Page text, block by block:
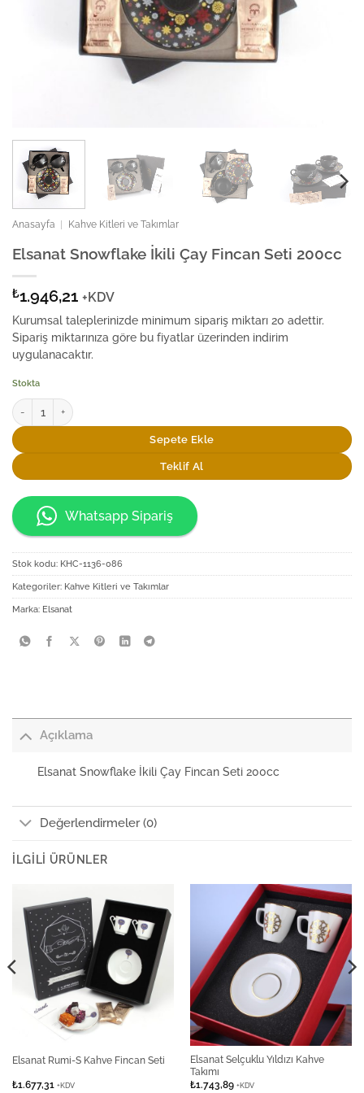
Anasayfa Kahve Kitleri ve Takımlar
Elsanat Snowflake İkili Çay Fincan Seti 200cc
₺1.946,21 +KDV
Kurumsal taleplerinizde minimum sipariş miktarı 20 adettir.
Sipariş miktarınıza göre bu fiyatlar üzerinden indirim
uygulanacaktır.
Stokta
Elsanat Snowflake İkili Çay Fincan Seti 200cc adet
Sepete Ekle
Teklif Al
Whatsapp Sipariş
Stok kodu: KHC-1136-086
Kategoriler: Kahve Kitleri ve Takımlar
Marka: Elsanat
Açıklama
Elsanat Snowflake İkili Çay Fincan Seti 200cc
Değerlendirmeler (0)
İLGILI ÜRÜNLER
Elsanat Rumi-S Kahve Fincan Seti
₺1.677,31 +KDV
Elsanat Selçuklu Yıldızı Kahve
Takımı
₺1.743,89 +KDV